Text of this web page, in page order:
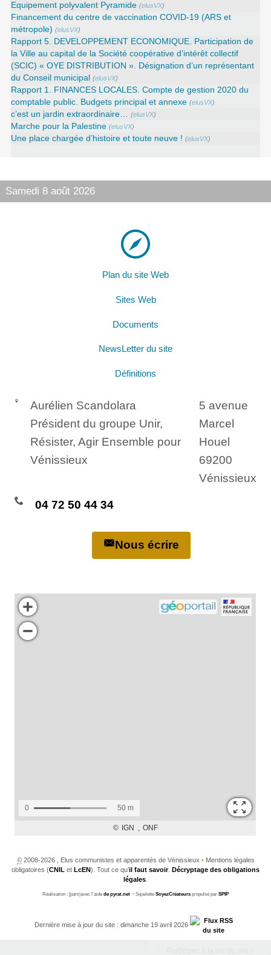
Equipement polyvalent Pyramide (elusVX)
Financement du centre de vaccination COVID-19 (ARS et
métropole) (elusVX)
Rapport 5. DEVELOPPEMENT ECONOMIQUE. Participation de
la Ville au capital de la Société coopérative d’intérêt collectif
(SCIC) « OYE DISTRIBUTION ». Désignation d’un représentant
du Conseil municipal
(elusVX)
Rapport 1. FINANCES LOCALES. Compte de gestion 2020 du
comptable public. Budgets principal et annexe (elusVX)
c’est un jardin extraordinaire… (elusVX)
Marche pour la Palestine (elusVX)
Une place chargée d’histoire et toute neuve ! (elusVX)
Samedi 8 août 2026
Plan du site Web
Sites Web
Documents
NewsLetter du site
Définitions
Aurélien Scandolara
Président du groupe Unir,
Résister, Agir Ensemble pour
Vénissieux
5 avenue
Marcel
Houel
69200
Vénissieux
04 72 50 44 34
Nous écrire
©2008-2026 , Elus communistes et apparentés de Vénissieux •Mentions légales
obligatoires (CNIL et LcEN). Tout ce qu’il faut savoir. Décryptage des obligations
légales
Réalisation : [pam|avec l’aide de pyrat.net • Squelette SoyezCréateurs propulsé par SPIP
Dernière mise à jour du site : dimanche 19 avril 2026